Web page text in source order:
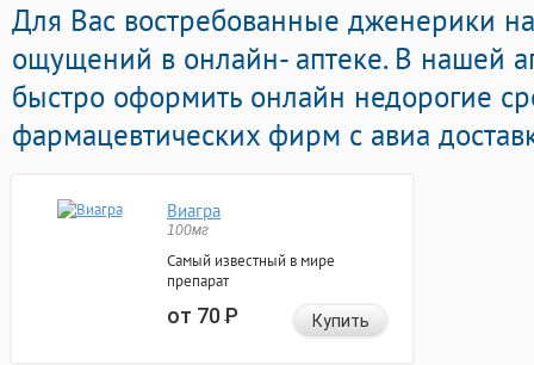
Для Вас востребованные дженерики
ощущений в онлайн- аптеке. В нашей
быстро оформить онлайн недорогие
фармацевтических фирм с авиа
Виагра
100мг
Самый известный в мире
препарат
от 70Р Купить